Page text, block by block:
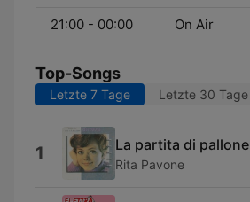
21:00 - 00:00 On Air
Top-Songs
Letzte 7 Tage Letzte 30 Tage
1 La partita di pallone
Rita Pavone